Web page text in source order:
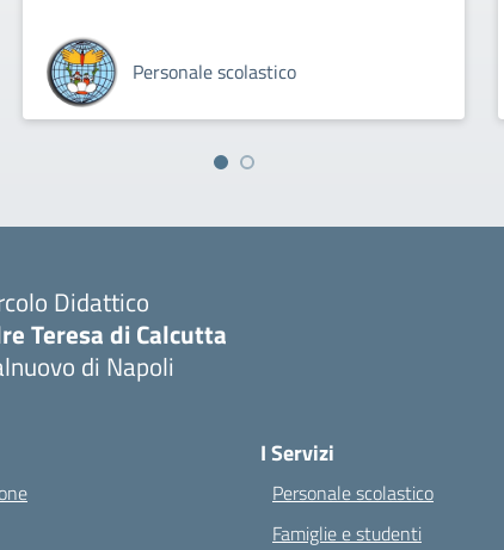
Personale scolastico
Didattico
Teresa di Calcutta
di Napoli
I Servizi
Personale scolastico
Famiglie e studenti